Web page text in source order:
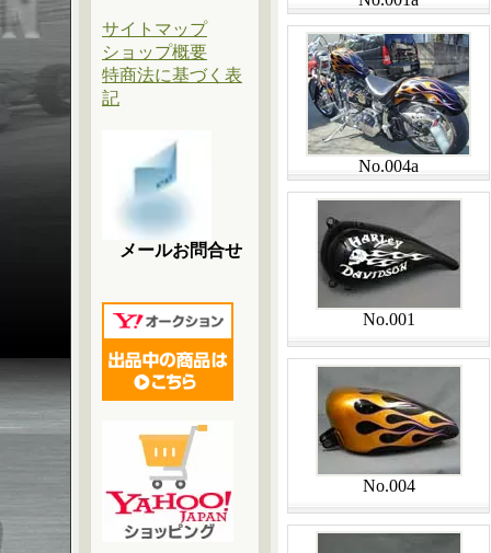
No.004a
No.001
No.004
サイトマップ
ショップ概要
特商法に基づく表
記
メールお問合せ